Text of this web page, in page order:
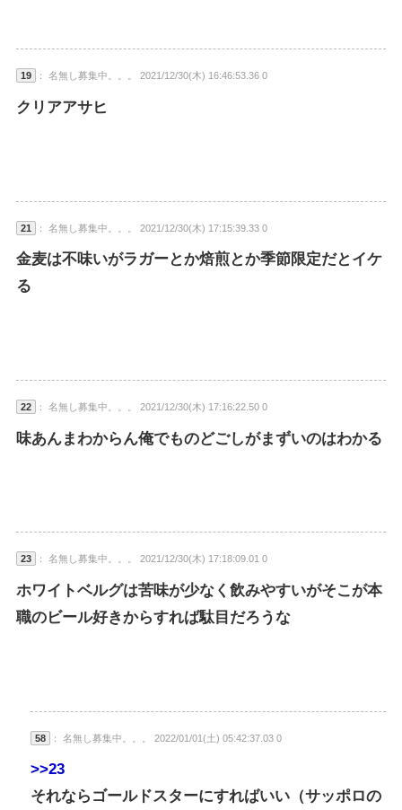
19 ： 名無し募集中。。。 2021/12/30(木) 16:46:53.36 0
クリアアサヒ
21 ： 名無し募集中。。。 2021/12/30(木) 17:15:39.33 0
金麦は不味いがラガーとか焙煎とか季節限定だとイケ
る
22 ： 名無し募集中。。。 2021/12/30(木) 17:16:22.50 0
味あんまわからん俺でものどごしがまずいのはわかる
23 ： 名無し募集中。。。 2021/12/30(木) 17:18:09.01 0
ホワイトベルグは苦味が少なく飲みやすいがそこが本
職のビール好きからすれば駄目だろうな
58 ： 名無し募集中。。。 2022/01/01(土) 05:42:37.03 0
>>23
それならゴールドスターにすればいい（サッポロの